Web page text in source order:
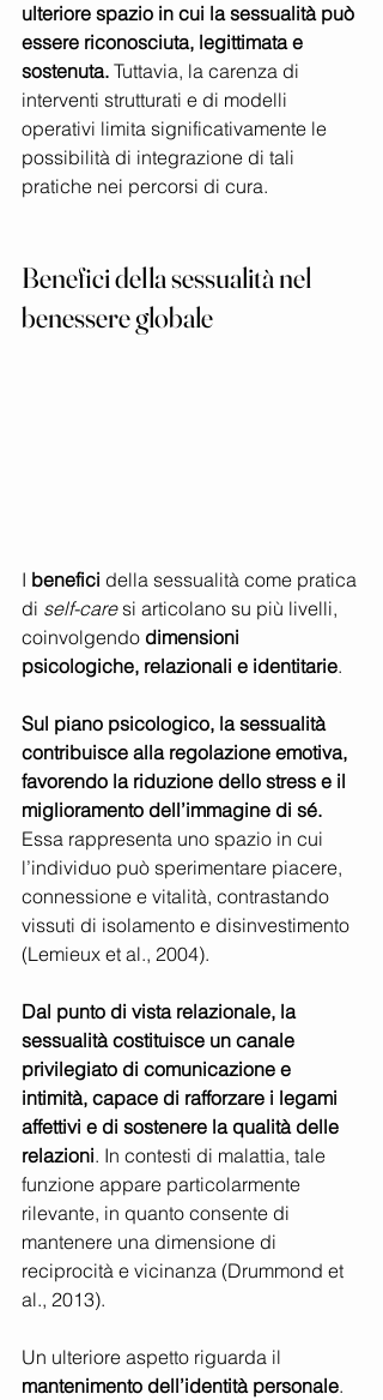
ulteriore spazio in cui la sessualità può
essere riconosciuta, legittimata e
sostenuta. Tuttavia, la carenza di
interventi strutturati e di modelli
operativi limita significativamente le
possibilità di integrazione di tali
pratiche nei percorsi di cura.
Benefici della sessualità nel
benessere globale
I benefici della sessualità come pratica
di self-care si articolano su più livelli,
coinvolgendo dimensioni
psicologiche, relazionali e identitarie.
Sul piano psicologico, la sessualità
contribuisce alla regolazione emotiva,
favorendo la riduzione dello stress e il
miglioramento dell’immagine di sé.
Essa rappresenta uno spazio in cui
l’individuo può sperimentare piacere,
connessione e vitalità, contrastando
vissuti di isolamento e disinvestimento
(Lemieux et al., 2004).
Dal punto di vista relazionale, la
sessualità costituisce un canale
privilegiato di comunicazione e
intimità, capace di rafforzare i legami
affettivi e di sostenere la qualità delle
relazioni. In contesti di malattia, tale
funzione appare particolarmente
rilevante, in quanto consente di
mantenere una dimensione di
reciprocità e vicinanza (Drummond et
al., 2013).
Un ulteriore aspetto riguarda il
mantenimento dell’identità personale.